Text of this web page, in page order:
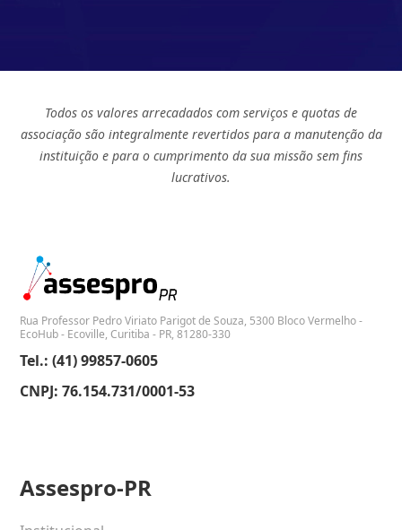
Todos os valores arrecadados com serviços e quotas de
associação são integralmente revertidos para a manutenção da
instituição e para o cumprimento da sua missão sem fins
lucrativos.
Rua Professor Pedro Viriato Parigot de Souza, 5300 Bloco Vermelho -
EcoHub - Ecoville, Curitiba - PR, 81280-330
Tel.: (41) 99857-0605
CNPJ: 76.154.731/0001-53
Assespro-PR